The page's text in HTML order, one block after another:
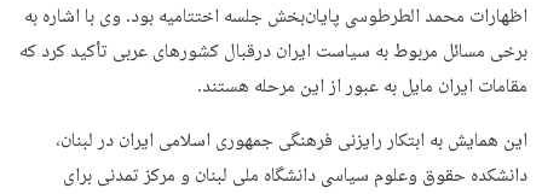
اظهارات محمد الطرطوسی پایان‌بخش جلسه اختتامیه بود. وی با اشاره به
برخی مسائل مربوط به سیاست ایران درقبال کشورهای عربی تأکید کرد که
مقامات ایران مایل به عبور از این مرحله هستند.
این همایش به ابتکار رایزنی فرهنگی جمهوری اسلامی ایران در لبنان،
دانشکده حقوق وعلوم سیاسی دانشگاه ملی لبنان و مرکز تمدنی برای